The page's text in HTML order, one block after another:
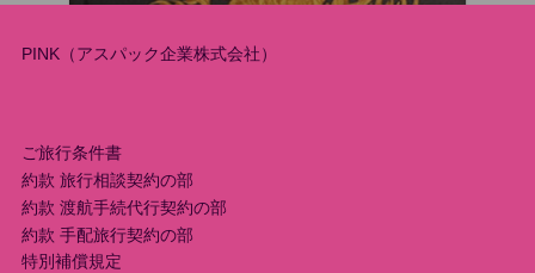
ー
ョ
ン
PINK（アスパック企業株式会社）
ご旅行条件書
約款 旅行相談契約の部
約款 渡航手続代行契約の部
約款 手配旅行契約の部
特別補償規定